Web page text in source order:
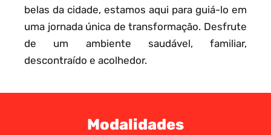
belas da cidade, estamos aqui para guiá-lo em
uma jornada única de transformação. Desfrute
de um ambiente saudável, familiar,
descontraído e acolhedor.
Modalidades